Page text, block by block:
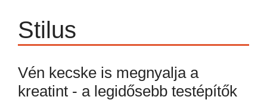
Stilus
Vén kecske is megnyalja a
kreatint - a legidősebb testépítők